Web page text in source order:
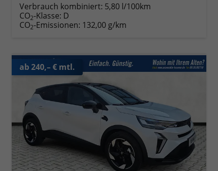
Verbrauch kombiniert: 5,80 l/100km
CO2-Klasse: D
CO2-Emissionen: 132,00 g/km
ab 240,– € mtl.